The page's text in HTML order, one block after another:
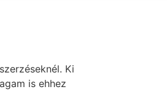
Ki
is ehhez